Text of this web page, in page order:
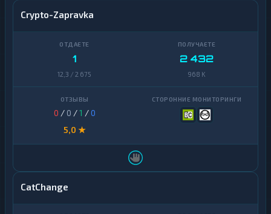
Crypto-Zapravka
1
12,3 / 2 675
2 432
968 K
0 / 0 /1 /0
5,0 ★
CatChange